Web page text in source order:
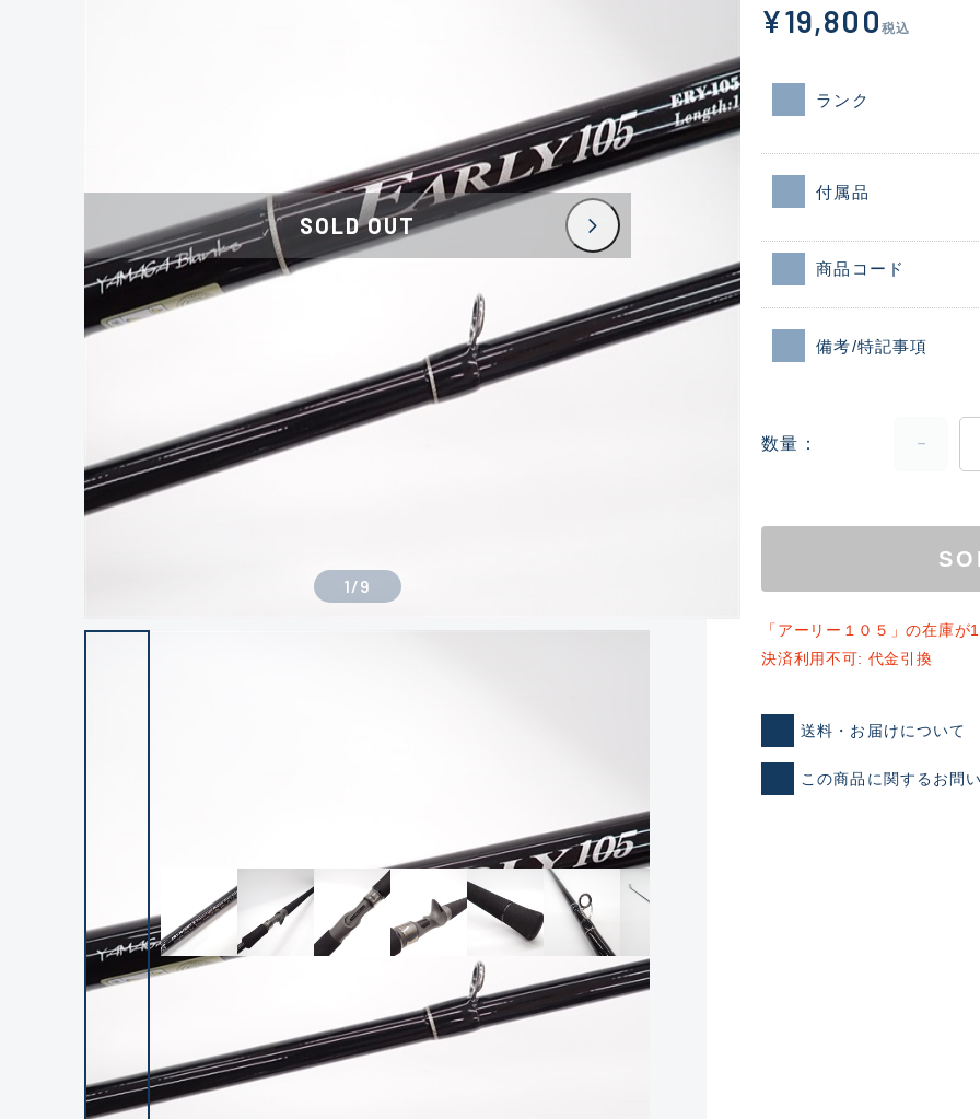
新古品（メーカー問屋から
SOLD OUT
1/9
¥19,800 税込
ランク
付属品
商品コード
備考/特記事項
数量
「アーリー１０５」の在庫が
決済利用不可: 代金引換
送料・お届けについて
この商品に関するお問